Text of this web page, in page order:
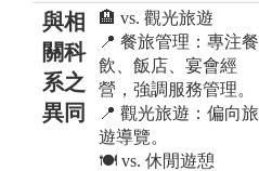
與相
關科
系之
異同
🏨 vs. 觀光旅遊
📍 餐旅管理：專注餐
飲、飯店、宴會經
營，強調服務管理。
📍 觀光旅遊：偏向旅
遊導覽。
🍽️ vs. 休閒遊憩